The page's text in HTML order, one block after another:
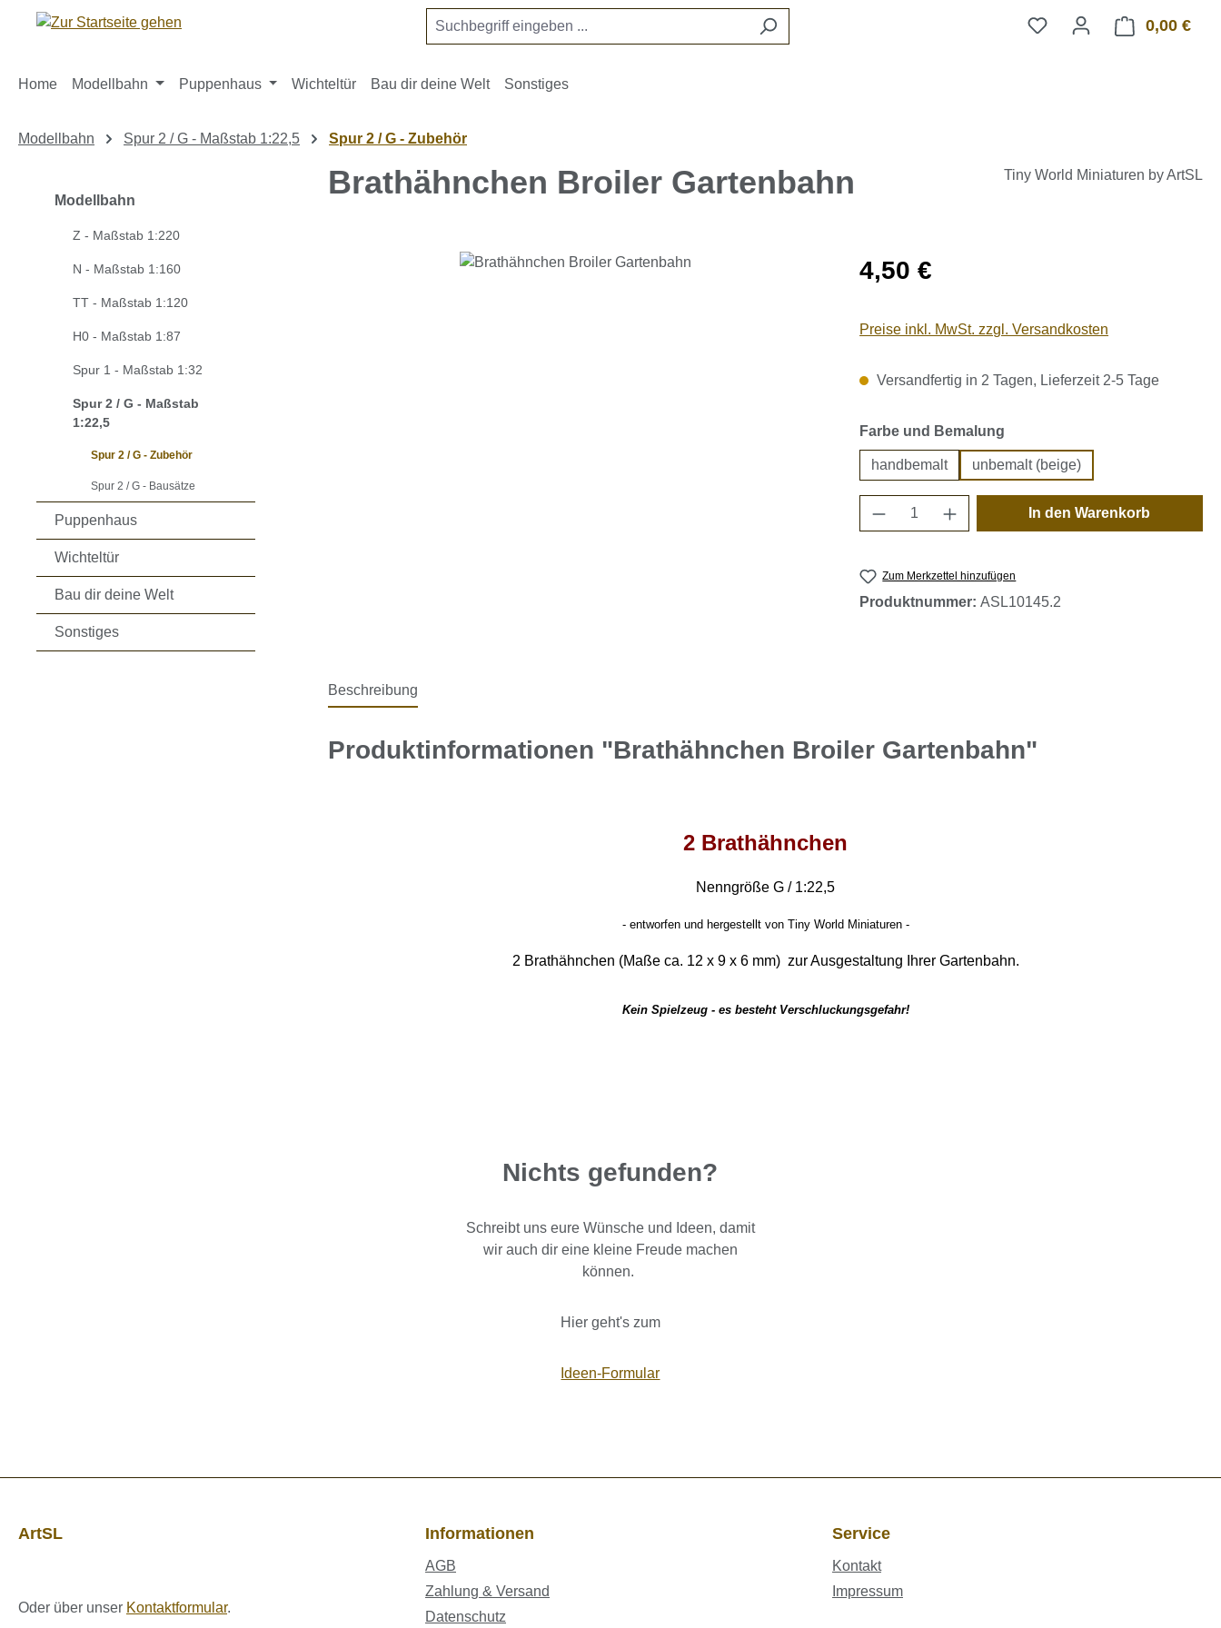
Hauptinhalt springen
Zur Suche springen
Zur Hauptnavigation springen 0,00 €
Home Modellbahn Puppenhaus Wichteltür Bau dir deine Welt Sonstiges
Modellbahn Spur 2 / G - Maßstab 1:22,5 Spur 2 / G - Zubehör
Modellbahn
Z - Maßstab 1:220
N - Maßstab 1:160
TT - Maßstab 1:120
H0 - Maßstab 1:87
Spur 1 - Maßstab 1:32
Spur 2 / G - Maßstab
1:22,5
Spur 2 / G - Zubehör
Spur 2 / G - Bausätze
Puppenhaus
Wichteltür
Bau dir deine Welt
Sonstiges
Brathähnchen Broiler Gartenbahn Tiny World Miniaturen by ArtSL
Bildergalerie überspringen Regulärer Preis:
4,50 €
Preise inkl. MwSt. zzgl. Versandkosten
Versandfertig in 2 Tagen, Lieferzeit 2-5 Tage
Farbe und Bemalung
handbemalt unbemalt (beige)
Produkt Anzahl: Gib den
In den Warenkorb
Zum Merkzettel hinzufügen
Produktnummer:ASL10145.2
Beschreibung
Produktinformationen "Brathähnchen Broiler Gartenbahn"
2 Brathähnchen
Nenngröße G / 1:22,5
- entworfen und hergestellt von Tiny World Miniaturen -
2 Brathähnchen (Maße ca. 12 x 9 x 6 mm) zur Ausgestaltung Ihrer Gartenbahn.
Kein Spielzeug - es besteht Verschluckungsgefahr!
Nichts gefunden?
Schreibt uns eure Wünsche und Ideen, damit
wir auch dir eine kleine Freude machen
können.
Hier geht's zum
Ideen-Formular
ArtSL
Oder über unser Kontaktformular.
Informationen
AGB
Zahlung & Versand
Datenschutz
Service
Kontakt
Impressum